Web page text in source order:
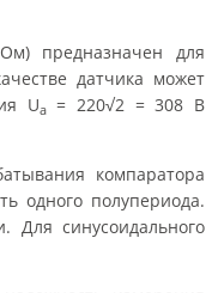
предназначен для
датчика может
Ua= 220√2 = 308 В
компаратора
одного полупериода.
Для синусоидального